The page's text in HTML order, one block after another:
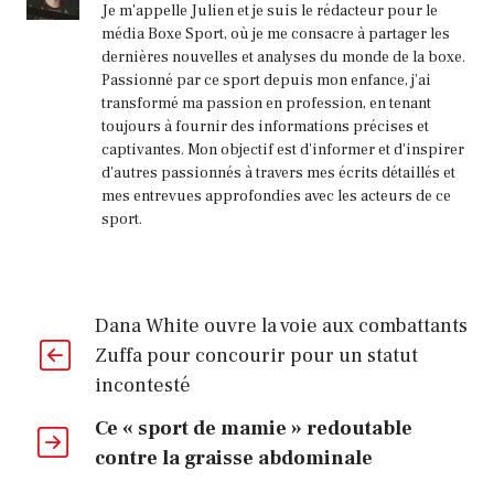
Je m'appelle Julien et je suis le rédacteur pour le
média Boxe Sport, où je me consacre à partager les
dernières nouvelles et analyses du monde de la boxe.
Passionné par ce sport depuis mon enfance, j'ai
transformé ma passion en profession, en tenant
toujours à fournir des informations précises et
captivantes. Mon objectif est d'informer et d'inspirer
d'autres passionnés à travers mes écrits détaillés et
mes entrevues approfondies avec les acteurs de ce
sport.
Dana White ouvre la voie aux combattants
Zuffa pour concourir pour un statut
incontesté
Ce « sport de mamie » redoutable
contre la graisse abdominale